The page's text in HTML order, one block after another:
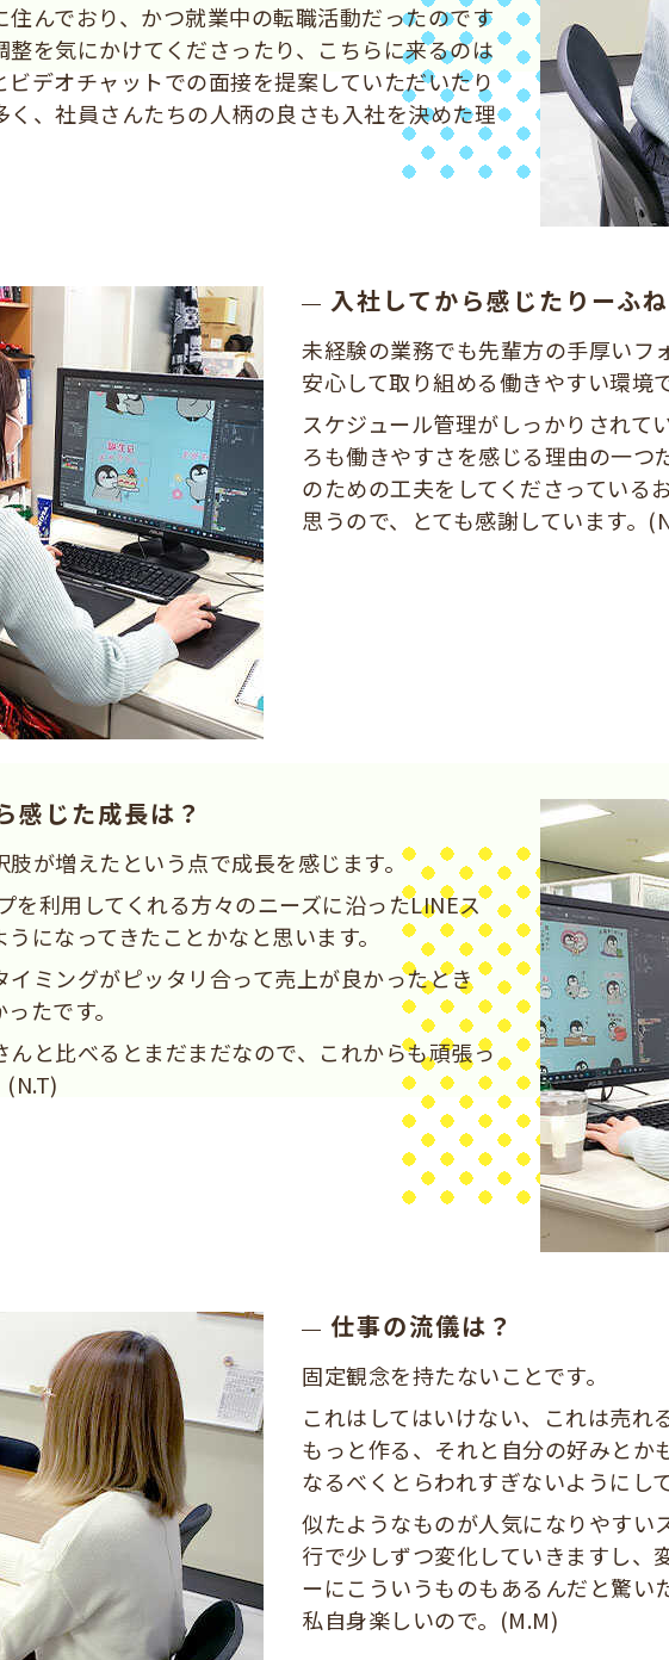
住んでおり、かつ就業中の転職活動だったのです
整を気にかけてくださったり、こちらに来るのは
ビデオチャットでの面接を提案していただいたり
く、社員さんたちの人柄の良さも入社を決めた理
入社してから感じたりーふ
未経験の業務でも先輩方の手厚いフ
安心して取り組める働きやすい環境
スケジュール管理がしっかりされて
ろも働きやすさを感じる理由の一つ
のための工夫をしてくださっている
思うので、とても感謝しています。
感じた成長は？
肢が増えたという点で成長を感じます。
を利用してくれる方々のニーズに沿ったLINEス
になってきたことかなと思います。
イミングがピッタリ合って売上が良かったとき
たです。
んと比べるとまだまだなので、これからも頑張っ
(N.T)
仕事の流儀は？
固定観念を持たないことです。
これはしてはいけない、これは売れ
もっと作る、それと自分の好みとか
なるべくとらわれすぎないようにし
似たようなものが人気になりやすい
行で少しずつ変化していきますし、
ーにこういうものもあるんだと驚い
私自身楽しいので。(M.M)